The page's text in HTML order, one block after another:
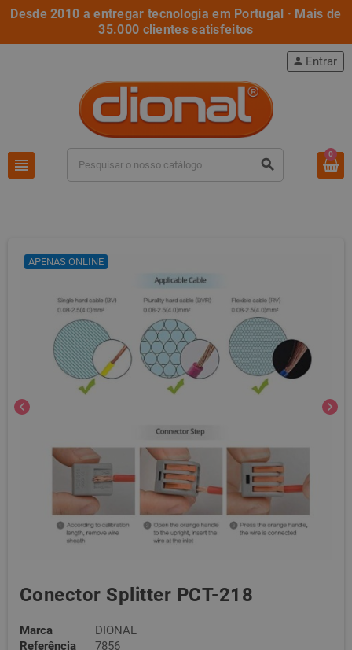
Desde 2010 a entregar tecnologia em Portugal · Mais de
35.000 clientes satisfeitos
view_headline search
person Entrar
0
chevron_left chevron_right
APENAS ONLINE
Conector Splitter PCT-218
Marca
DIONAL
Referência
7856